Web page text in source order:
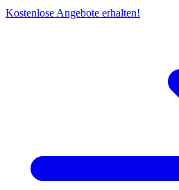
Kostenlose Angebote erhalten!